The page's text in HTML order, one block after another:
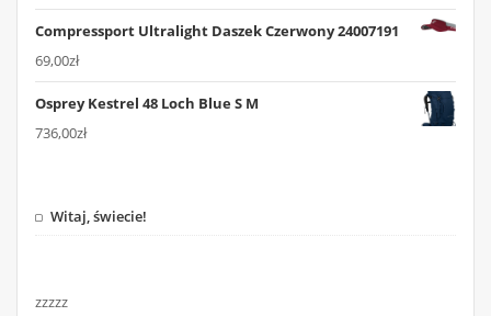
Compressport Ultralight Daszek Czerwony 24007191
69,00zł
Osprey Kestrel 48 Loch Blue S M
736,00zł
Witaj, świecie!
zzzzz